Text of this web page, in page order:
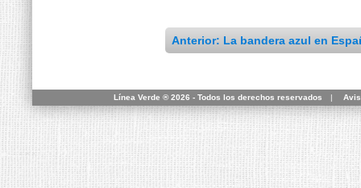
Anterior: La bandera azul en
Línea Verde ® 2026 - Todos los derechos reservados |